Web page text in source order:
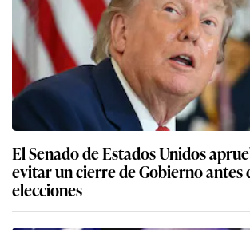
El Senado de Estados Unidos
evitar un cierre de Gobierno antes
elecciones